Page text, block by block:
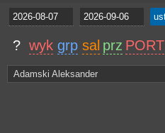
? wyk grp sal prz PORT
Adamski Aleksander